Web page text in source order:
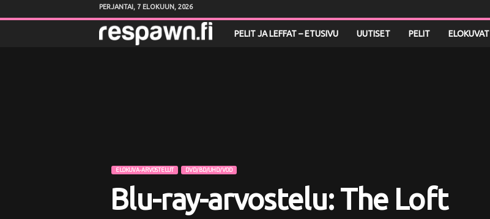
PERJANTAI, 7 ELOKUUN, 2026
w
n
PELIT JA LEFFAT – ETUSIVU UUTISET PELIT ELOKUVAT
ELOKUVA-ARVOSTELUT DVD/BD/UHD/VOD
Blu-ray-arvostelu: The Loft